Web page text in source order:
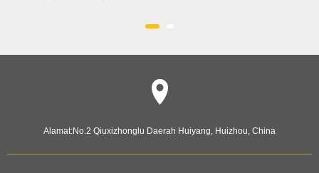
Alamat:No.2 Qiuxizhonglu Daerah Huiyang, Huizhou, China